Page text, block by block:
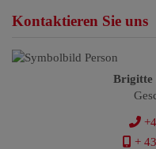
Kontaktieren Sie uns
Brigitte
+